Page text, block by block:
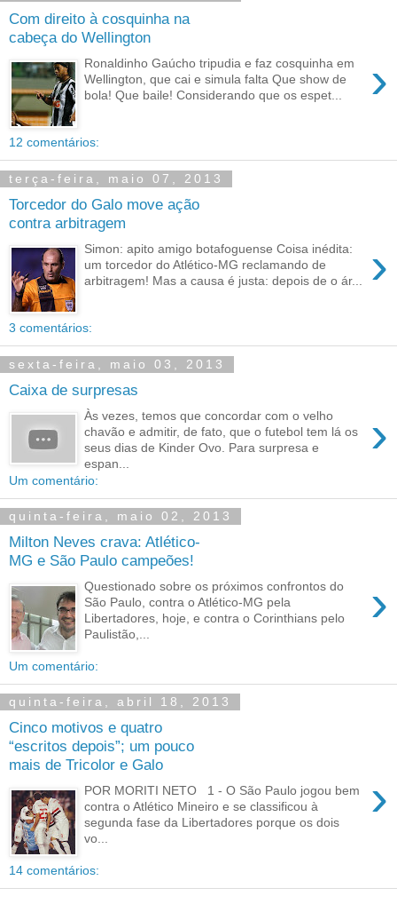
Com direito à cosquinha na
cabeça do Wellington
›
Ronaldinho Gaúcho tripudia e faz cosquinha em
Wellington, que cai e simula falta Que show de
bola! Que baile! Considerando que os espet...
12 comentários:
terça-feira, maio 07, 2013
Torcedor do Galo move ação
contra arbitragem
›
Simon: apito amigo botafoguense Coisa inédita:
um torcedor do Atlético-MG reclamando de
arbitragem! Mas a causa é justa: depois de o ár...
3 comentários:
sexta-feira, maio 03, 2013
Caixa de surpresas
›
Às vezes, temos que concordar com o velho
chavão e admitir, de fato, que o futebol tem lá os
seus dias de Kinder Ovo. Para surpresa e
espan...
Um comentário:
quinta-feira, maio 02, 2013
Milton Neves crava: Atlético-
MG e São Paulo campeões!
›
Questionado sobre os próximos confrontos do
São Paulo, contra o Atlético-MG pela
Libertadores, hoje, e contra o Corinthians pelo
Paulistão,...
Um comentário:
quinta-feira, abril 18, 2013
Cinco motivos e quatro
“escritos depois”; um pouco
mais de Tricolor e Galo
›
POR MORITI NETO 1 - O São Paulo jogou bem
contra o Atlético Mineiro e se classificou à
segunda fase da Libertadores porque os dois
vo...
14 comentários: